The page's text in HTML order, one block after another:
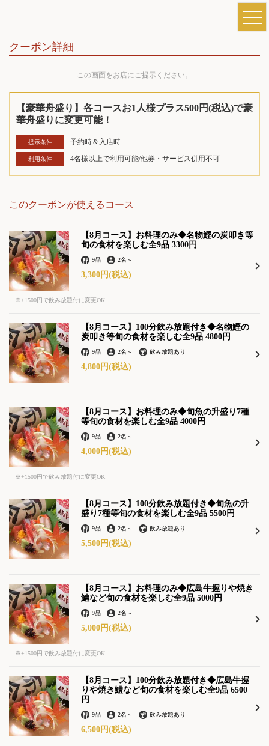
クーポン詳細
この画面をお店にご提示ください。
【豪華舟盛り】各コースお1人様プラス500円(税込)で豪
華舟盛りに変更可能！
提示条件 予約時＆入店時
利用条件 4名様以上で利用可能/他券・サービス併用不可
このクーポンが使えるコース
【8月コース】お料理のみ◆名物鰹の炭叩き等
旬の食材を楽しむ全9品 3300円
9品 2名 ～
3,300円(税込)
※+1500円で飲み放題付に変更OK
【8月コース】100分飲み放題付き◆名物鰹の
炭叩き等旬の食材を楽しむ全9品 4800円
9品 2名 ～ 飲み放題あり
4,800円(税込)
【8月コース】お料理のみ◆旬魚の升盛り7種
等旬の食材を楽しむ全9品 4000円
9品 2名 ～
4,000円(税込)
※+1500円で飲み放題付に変更OK
【8月コース】100分飲み放題付き◆旬魚の升
盛り7種等旬の食材を楽しむ全9品 5500円
9品 2名 ～ 飲み放題あり
5,500円(税込)
【8月コース】お料理のみ◆広島牛握りや焼き
鱧など旬の食材を楽しむ全9品 5000円
9品 2名 ～
5,000円(税込)
※+1500円で飲み放題付に変更OK
【8月コース】100分飲み放題付き◆広島牛握
りや焼き鱧など旬の食材を楽しむ全9品 6500
円
9品 2名 ～ 飲み放題あり
6,500円(税込)
この店舗情報をシェアする
【豪華舟盛り】各コースお1人様プラス500円(税込)で豪華
舟盛りに変更可能！ | 旬菜すし鮮 きずな屋
https://sushisen-kizunaya.owst.jp/coupons/221574227
お店情報をコピー